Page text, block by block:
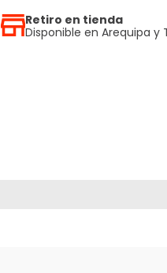
Retiro en tienda
Disponible en Arequipa y